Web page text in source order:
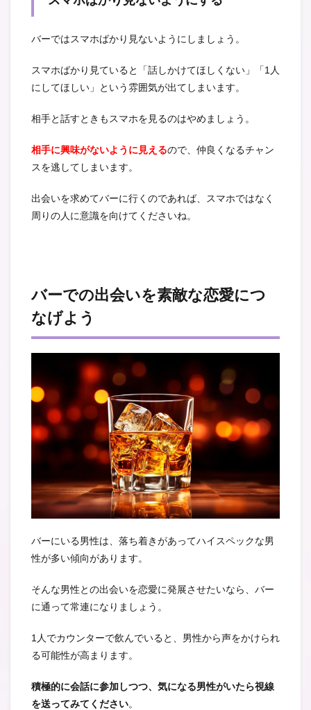
バーではスマホばかり見ないようにしましょう。
スマホばかり見ていると「話しかけてほしくない」「1人
にしてほしい」という雰囲気が出てしまいます。
相手と話すときもスマホを見るのはやめましょう。
相手に興味がないように見えるので、仲良くなるチャン
スを逃してしまいます。
出会いを求めてバーに行くのであれば、スマホではなく
周りの人に意識を向けてくださいね。
バーでの出会いを素敵な恋愛につ
なげよう
バーにいる男性は、落ち着きがあってハイスペックな男
性が多い傾向があります。
そんな男性との出会いを恋愛に発展させたいなら、バー
に通って常連になりましょう。
1人でカウンターで飲んでいると、男性から声をかけられ
る可能性が高まります。
積極的に会話に参加しつつ、気になる男性がいたら視線
を送ってみてください。